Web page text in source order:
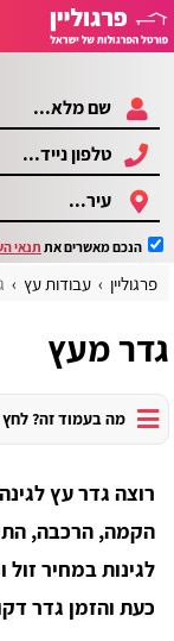
הנכם מאשרים אתתנאי
פרגוליין עבודות עץ
גדר מעץ
מה בעמוד זה? לחץ
רוצה גדר עץ
הקמה, הרכבה,
לגינות במחיר
כעת והזמן גדר